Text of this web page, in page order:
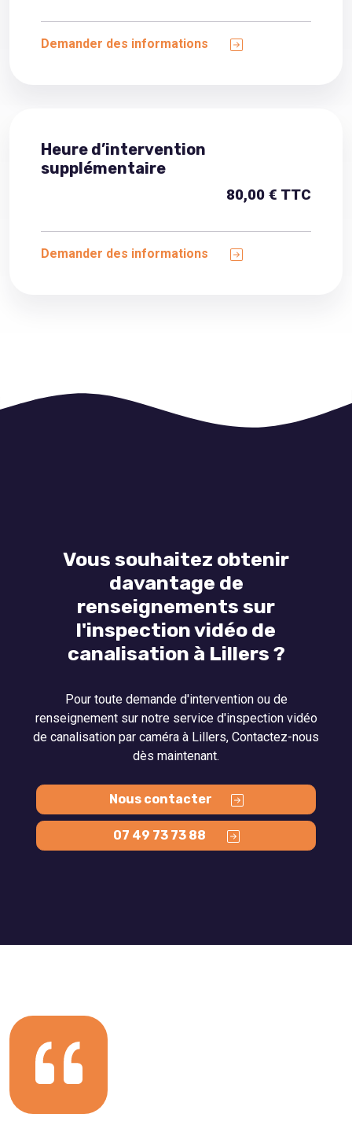
Demander des informations
Heure d’intervention
supplémentaire
80,00 € TTC
Demander des informations
Vous souhaitez obtenir
davantage de
renseignements sur
l'inspection vidéo de
canalisation à Lillers ?
Pour toute demande d'intervention ou de
renseignement sur notre service d'inspection vidéo
de canalisation par caméra à Lillers, Contactez-nous
dès maintenant.
Nous contacter
07 49 73 73 88